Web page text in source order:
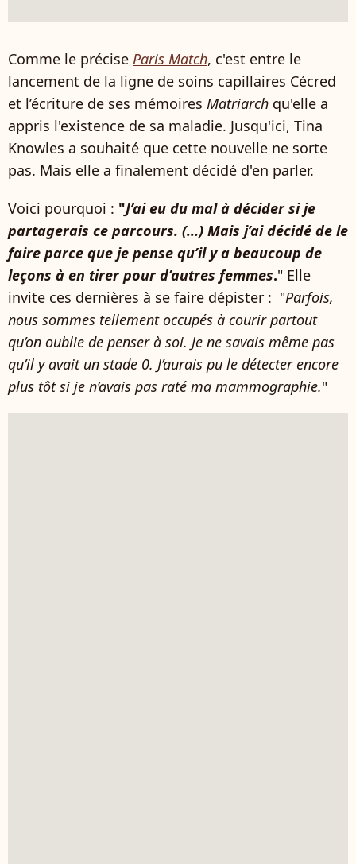
Comme le précise Paris Match, c'est entre le
lancement de la ligne de soins capillaires Cécred
et l’écriture de ses mémoires Matriarch qu'elle a
appris l'existence de sa maladie. Jusqu'ici, Tina
Knowles a souhaité que cette nouvelle ne sorte
pas. Mais elle a finalement décidé d'en parler.
Voici pourquoi : "J’ai eu du mal à décider si je
partagerais ce parcours. (...) Mais j’ai décidé de le
faire parce que je pense qu’il y a beaucoup de
leçons à en tirer pour d’autres femmes." Elle
invite ces dernières à se faire dépister : "Parfois,
nous sommes tellement occupés à courir partout
qu’on oublie de penser à soi. Je ne savais même pas
qu’il y avait un stade 0. J’aurais pu le détecter encore
plus tôt si je n’avais pas raté ma mammographie."